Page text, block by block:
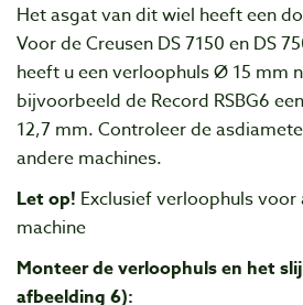
Het asgat van dit wiel heeft een
Voor de Creusen DS 7150 en DS
heeft u een verloophuls Ø 15 mm
bijvoorbeeld de Record RSBG6
12,7 mm. Controleer de
andere machines.
Let op! Exclusief verloophuls
machine
Monteer de verloophuls en het
afbeelding 6):